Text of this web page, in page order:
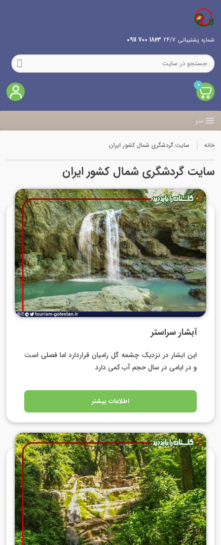
شماره پشتیبانی 24/7 1863 700 0911
0
منو
خانه سایت گردشگری شمال کشور ایران
سایت گردشگری شمال کشور ایران
آبشار سراستر
این ابشار در نزدیک چشمه گل رامیان قراردارد اما فصلی است
و در ایامی در سال حجم آب کمی دارد
اطلاعات بیشتر